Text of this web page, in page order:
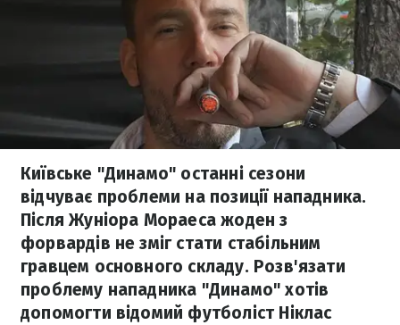
Київське "Динамо" останні сезони
відчуває проблеми на позиції нападника.
Після Жуніора Мораеса жоден з
форвардів не зміг стати стабільним
гравцем основного складу. Розв'язати
проблему нападника "Динамо" хотів
допомогти відомий футболіст Ніклас